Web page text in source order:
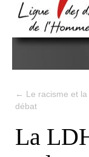
← Le racisme et
débat
La